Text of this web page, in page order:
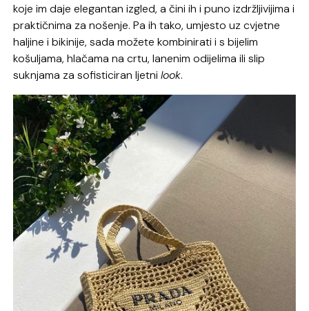
koje im daje elegantan izgled, a čini ih i puno izdržljivijima i
praktičnima za nošenje. Pa ih tako, umjesto uz cvjetne
haljine i bikinije, sada možete kombinirati i s bijelim
košuljama, hlačama na crtu, lanenim odijelima ili slip
suknjama za sofisticiran ljetnilook.